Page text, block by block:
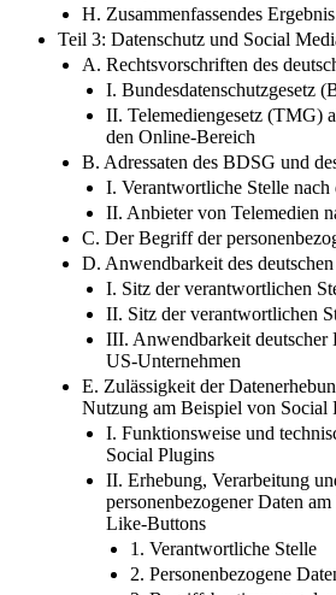
H. Zusammenfassendes
Teil 3: Datenschutz und Social
A. Rechtsvorschriften des
I. Bundesdatenschutzgesetz
II. Telemediengesetz (TMG)
den Online-Bereich
B. Adressaten des BDSG und
I. Verantwortliche Stelle
II. Anbieter von Telemedien
C. Der Begriff der
D. Anwendbarkeit des
I. Sitz der verantwortlichen
II. Sitz der verantwortlichen
III. Anwendbarkeit deutscher
US-Unternehmen
E. Zulässigkeit der
Nutzung am Beispiel von Social
I. Funktionsweise und
Social Plugins
II. Erhebung, Verarbeitung
personenbezogener Daten
Like-Buttons
1. Verantwortliche Stelle
2. Personenbezogene